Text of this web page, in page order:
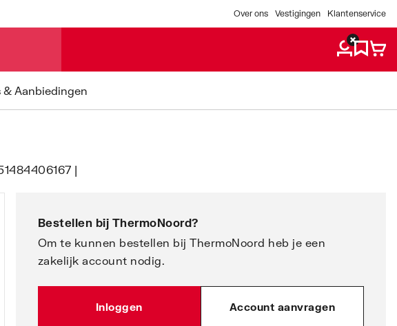
Over ons Vestigingen Klantenservice
& Aanbiedingen
|
Bestellen bij ThermoNoord?
Om te kunnen bestellen bij ThermoNoord heb je een
zakelijk account nodig.
Inloggen Account aanvragen